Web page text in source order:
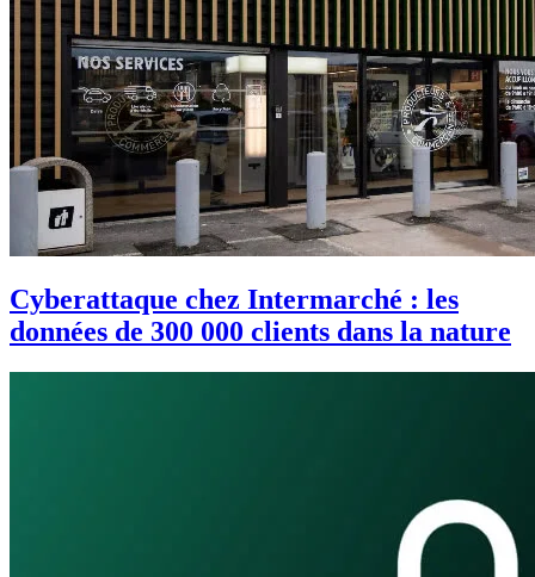
Cyberattaque chez Intermarché : les
données de 300 000 clients dans la nature